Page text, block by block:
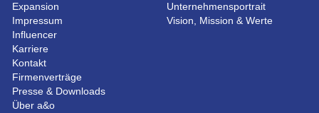
Expansion
Impressum
Influencer
Karriere
Kontakt
Firmenverträge
Presse & Downloads
Über a&o
Unternehmensportrait
Vision, Mission & Werte